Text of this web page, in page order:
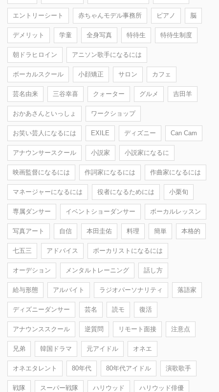
エントリーシート 赤ちゃんモデル事務所 ピアノ 脳
デメリット 学童 全身写真 特待生 特待生制度
朝ドラヒロイン アニソン歌手になるには
ボーカルスクール 小顔矯正 サロン カフェ
芸名由来 三谷幸喜 クォーター グルメ 吉田羊
おかあさんといっしょ ワークショップ
お笑い芸人になるには EXILE ディズニー Can Cam
アナウンサースクール 小説家 小説家になるに
映画監督になるには 作詞家になるには 作曲家になるには
マネージャーになるには 役者になるためには 小栗旬
専属ダンサー イベントショーダンサー ボーカルレッスン
写真アート 自信 本田圭佑 料理 簡単 本格的
七五三 アドバイス ボーカリストになるには
オーデション メンタルトレーニング 話し方
給与形態 アルバイト ラジオパーソナリティ 落語家
ディズニーダンサー 芸名 読モ 復活
アナウンススクール 逆質問 リモート面接 注意点
兄弟 韓国ドラマ 元アイドル オネエ
オネエタレント 80年代 80年代アイドル 演歌歌手
戦隊 スーパー戦隊 ハリウッド ハリウッド俳優